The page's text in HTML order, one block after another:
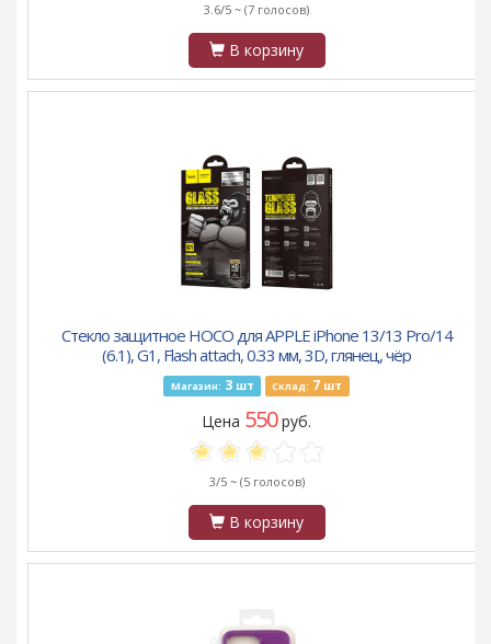
3.6/5 ~ (7 голосов)
В корзину
Стекло защитное HOCO для APPLE iPhone 13/13 Pro/14
(6.1), G1, Flash attach, 0.33 мм, 3D, глянец, чёр
Магазин: 3шт Склад: 7 шт
Цена 550руб.
3/5 ~ (5 голосов)
В корзину